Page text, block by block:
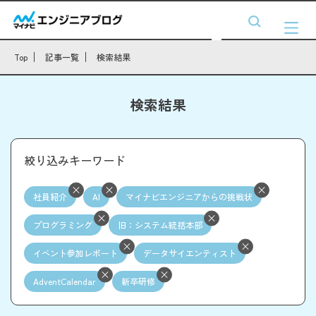
Top 記事一覧 検索結果
検索結果
絞り込みキーワード
社員紹介 AI マイナビエンジニアからの挑戦状
プログラミング 旧：システム統括本部
イベント参加レポート データサイエンティスト
AdventCalendar 新卒研修